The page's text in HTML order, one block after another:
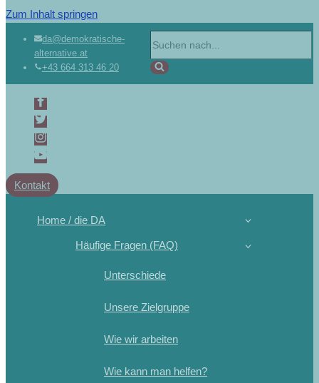
Zum Inhalt springen
da@demokratische-
alternative.at
+43 664 313 46 20
Kontakt
Home / die DA
Häufige Fragen (FAQ)
Unterschiede
Unsere Zielgruppe
Wie wir arbeiten
Wie kann man helfen?